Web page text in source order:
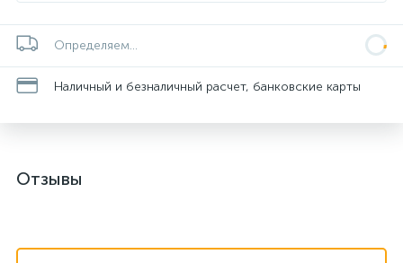
Определяем...
Наличный и безналичный расчет, банковские карты
Отзывы